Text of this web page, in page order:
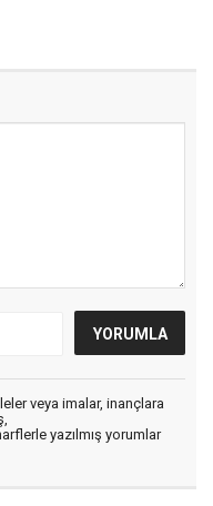
veya imalar, inançlara
yazılmış yorumlar